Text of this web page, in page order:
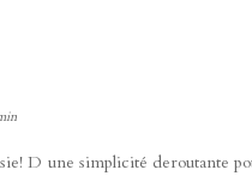
D une simplicité deroutante